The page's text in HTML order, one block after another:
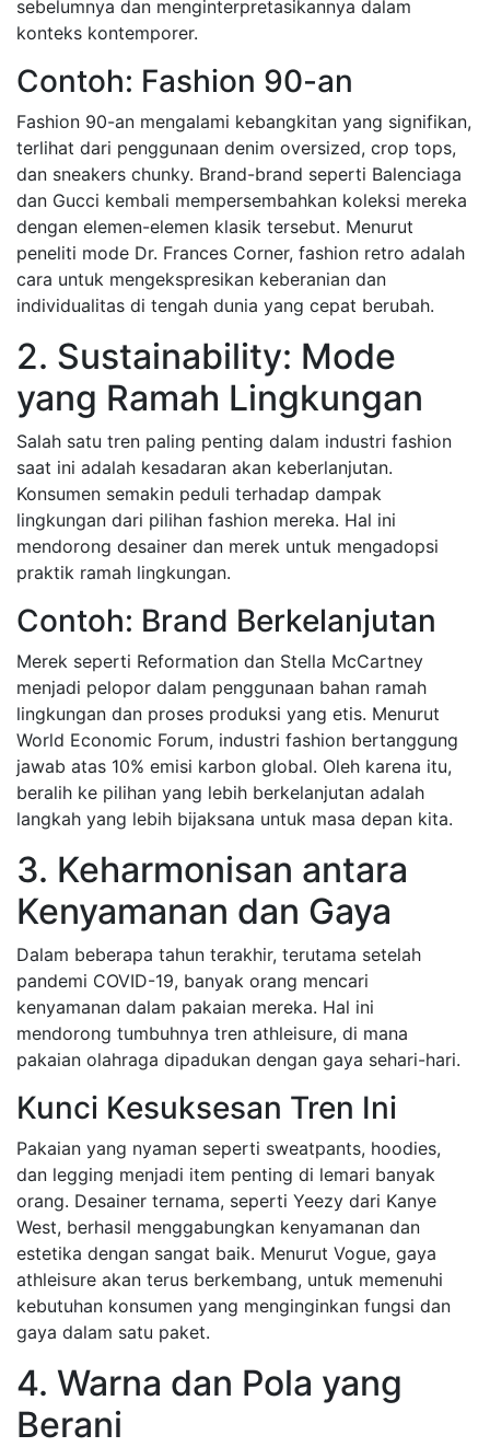
sebelumnya dan menginterpretasikannya dalam
konteks kontemporer.
Contoh: Fashion 90-an
Fashion 90-an mengalami kebangkitan yang signifikan,
terlihat dari penggunaan denim oversized, crop tops,
dan sneakers chunky. Brand-brand seperti Balenciaga
dan Gucci kembali mempersembahkan koleksi mereka
dengan elemen-elemen klasik tersebut. Menurut
peneliti mode Dr. Frances Corner, fashion retro adalah
cara untuk mengekspresikan keberanian dan
individualitas di tengah dunia yang cepat berubah.
2. Sustainability: Mode
yang Ramah Lingkungan
Salah satu tren paling penting dalam industri fashion
saat ini adalah kesadaran akan keberlanjutan.
Konsumen semakin peduli terhadap dampak
lingkungan dari pilihan fashion mereka. Hal ini
mendorong desainer dan merek untuk mengadopsi
praktik ramah lingkungan.
Contoh: Brand Berkelanjutan
Merek seperti Reformation dan Stella McCartney
menjadi pelopor dalam penggunaan bahan ramah
lingkungan dan proses produksi yang etis. Menurut
World Economic Forum, industri fashion bertanggung
jawab atas 10% emisi karbon global. Oleh karena itu,
beralih ke pilihan yang lebih berkelanjutan adalah
langkah yang lebih bijaksana untuk masa depan kita.
3. Keharmonisan antara
Kenyamanan dan Gaya
Dalam beberapa tahun terakhir, terutama setelah
pandemi COVID-19, banyak orang mencari
kenyamanan dalam pakaian mereka. Hal ini
mendorong tumbuhnya tren athleisure, di mana
pakaian olahraga dipadukan dengan gaya sehari-hari.
Kunci Kesuksesan Tren Ini
Pakaian yang nyaman seperti sweatpants, hoodies,
dan legging menjadi item penting di lemari banyak
orang. Desainer ternama, seperti Yeezy dari Kanye
West, berhasil menggabungkan kenyamanan dan
estetika dengan sangat baik. Menurut Vogue, gaya
athleisure akan terus berkembang, untuk memenuhi
kebutuhan konsumen yang menginginkan fungsi dan
gaya dalam satu paket.
4. Warna dan Pola yang
Berani